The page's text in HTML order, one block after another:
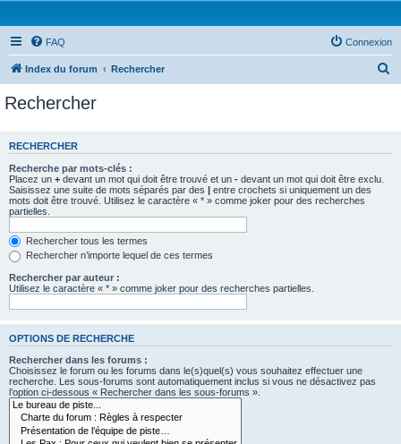
FAQ Connexion
Index du forum Rechercher
e
Rechercher
RECHERCHER
Recherche par mots-clés :
Placez un + devant un mot qui doit être trouvé et un - devant un mot qui doit être exclu.
Saisissez une suite de mots séparés par des | entre crochets si uniquement un des
mots doit être trouvé. Utilisez le caractère « * » comme joker pour des recherches
partielles.
Rechercher tous les termes
Rechercher n’importe lequel de ces termes
Rechercher par auteur :
Utilisez le caractère « * » comme joker pour des recherches partielles.
OPTIONS DE RECHERCHE
Rechercher dans les forums :
Choisissez le forum ou les forums dans le(s)quel(s) vous souhaitez effectuer une
recherche. Les sous-forums sont automatiquement inclus si vous ne désactivez pas
l’option ci-dessous « Rechercher dans les sous-forums ».